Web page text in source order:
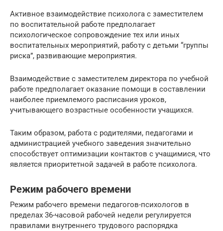
Активное взаимодействие психолога с заместителем
по воспитательной работе предполагает
психологическое сопровождение тех или иных
воспитательных мероприятий, работу с детьми “группы
риска”, развивающие мероприятия.
Взаимодействие с заместителем директора по учебной
работе предполагает оказание помощи в составлении
наиболее приемлемого расписания уроков,
учитывающего возрастные особенности учащихся.
Таким образом, работа с родителями, педагогами и
администрацией учебного заведения значительно
способствует оптимизации контактов с учащимися, что
является приоритетной задачей в работе психолога.
Режим рабочего времени
Режим рабочего времени педагогов-психологов в
пределах 36-часовой рабочей недели регулируется
правилами внутреннего трудового распорядка